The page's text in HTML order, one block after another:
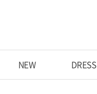
NEW DRESS